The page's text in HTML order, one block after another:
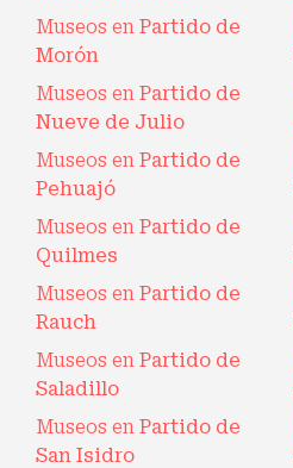
Museos en Partido de
Morón
Museos en Partido de
Nueve de Julio
Museos en Partido de
Pehuajó
Museos en Partido de
Quilmes
Museos en Partido de
Rauch
Museos en Partido de
Saladillo
Museos en Partido de
San Isidro